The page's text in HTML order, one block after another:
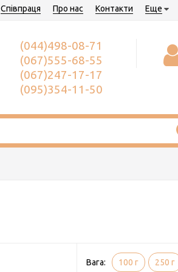
Співпраця Про нас Контакти Еще
(044)498-08-71
(067)555-68-55
(067)247-17-17
(095)354-11-50
Вага: 100 г 250 г